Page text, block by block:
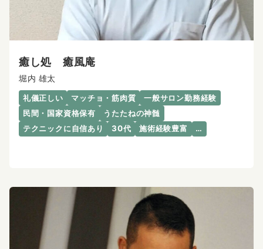
癒し処 癒風庵
堀内 雄太
礼儀正しい マッチョ・筋肉質
一般サロン勤務経験
民間・国家資格保有
うたたねの神髄
テクニックに自信あり
30代 施術経験豊富 …